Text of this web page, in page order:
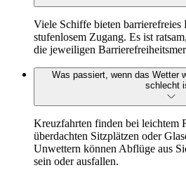
Viele Schiffe bieten barrierefreies
stufenlosem Zugang. Es ist
die jeweiligen
Was passiert, wenn das Wetter
schlecht
Kreuzfahrten finden bei leichtem
überdachten Sitzplätzen oder
Unwettern können Abflüge aus
sein oder ausfallen.